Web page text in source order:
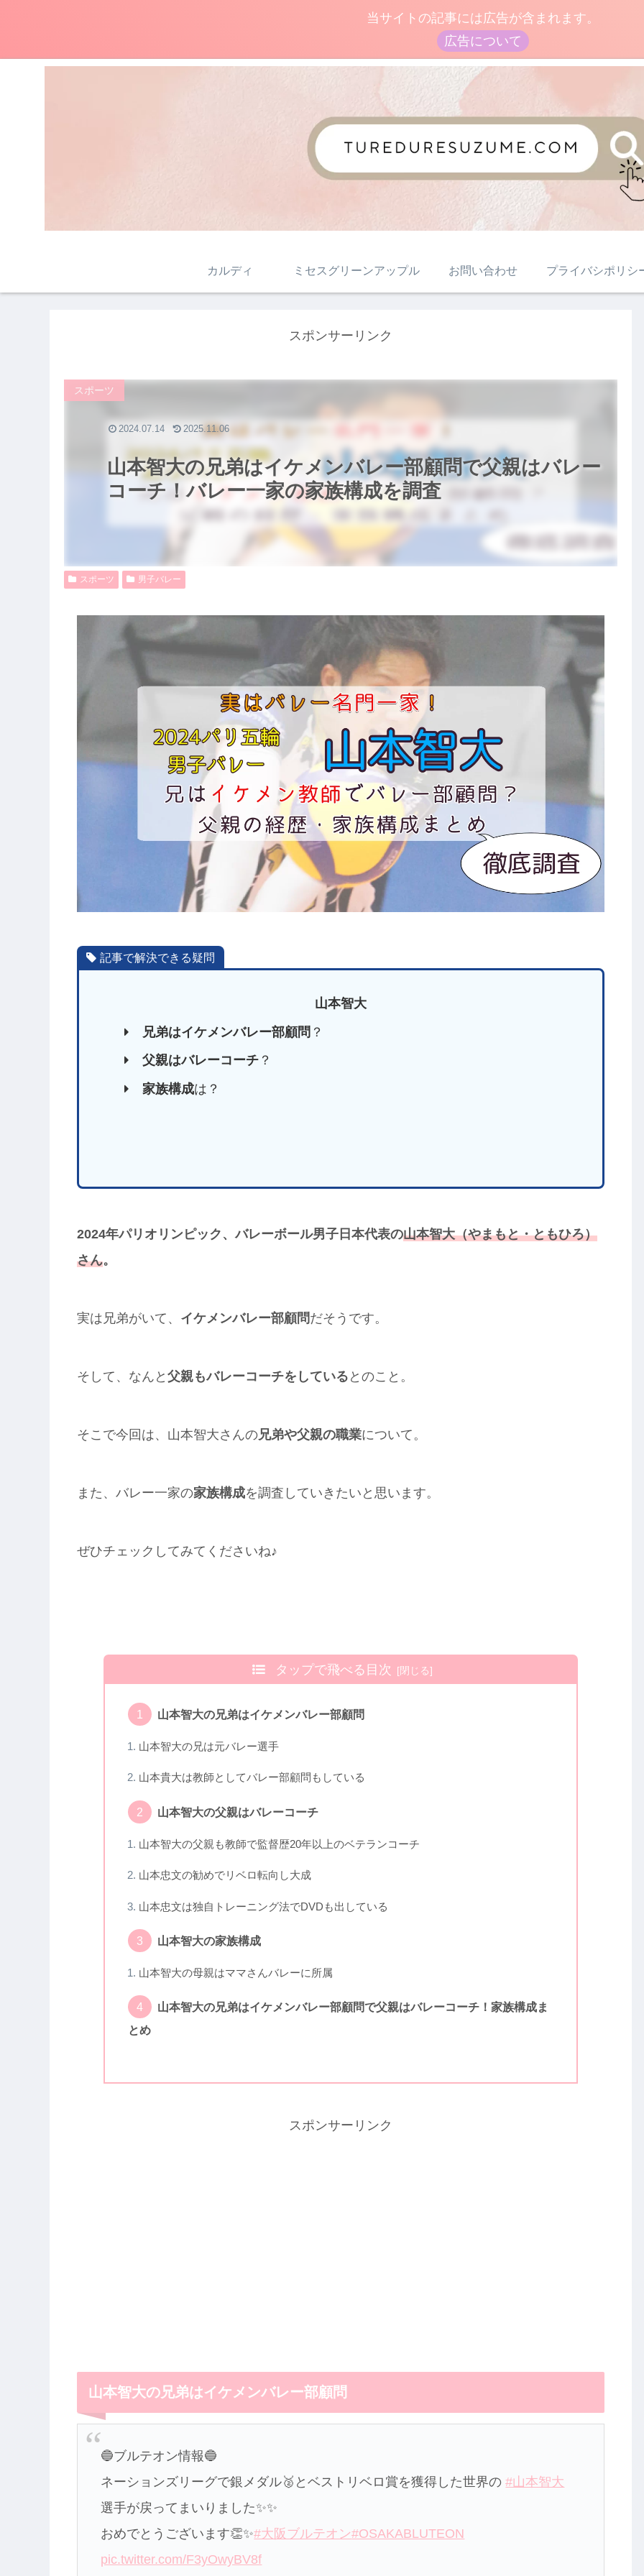
当サイトの記事には広告が含まれます。
広告について
カルディ ミセスグリーンアップル お問い合わせ
スポンサーリンク
山本智大の兄弟はイケメンバレー部顧問で父親はバレー
コーチ！バレー一家の家族構成を調査
スポーツ
2024.07.14 2025.11.06
スポーツ 男子バレー
記事で解決できる疑問
山本智大
兄弟はイケメンバレー部顧問 ？
父親はバレーコーチ？
家族構成は？
2024年パリオリンピック、バレーボール男子日本代表の山本智大（やまもと・ともひろ）
さん。
実は兄弟がいて、 イケメンバレー部顧問だそうです。
そして、なんと 父親もバレーコーチをしている とのこと。
そこで今回は、山本智大さんの兄弟や父親の職業について。
また、バレー一家の家族構成を調査していきたいと思います。
ぜひチェックしてみてくださいね♪
タップで飛べる目次
山本智大の兄弟はイケメンバレー部顧問
山本智大の兄は元バレー選手
山本貴大は教師としてバレー部顧問もしている
山本智大の父親はバレーコーチ
山本智大の父親も教師で監督歴20年以上のベテランコーチ
山本忠文の勧めでリベロ転向し大成
山本忠文は独自トレーニング法でDVDも出している
山本智大の家族構成
山本智大の母親はママさんバレーに所属
山本智大の兄弟はイケメンバレー部顧問で父親はバレーコーチ！家族構成ま
とめ
スポンサーリンク
山本智大の兄弟はイケメンバレー部顧問
🔵ブルテオン情報🔵
ネーションズリーグで銀メダル🥈とベストリベロ賞を獲得した世界の#山本智大
選手が戻ってまいりました✨✨
おめでとうございます👏✨#大阪ブルテオン#OSAKABLUTEON
pic.twitter.com/F3yOwyBV8f